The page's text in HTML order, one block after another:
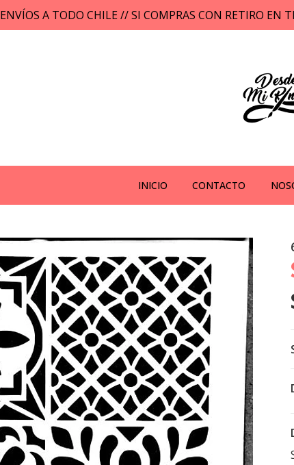
ENVÍOS A TODO CHILE // SI COMPRAS CON RETIRO EN
INICIO CONTACTO